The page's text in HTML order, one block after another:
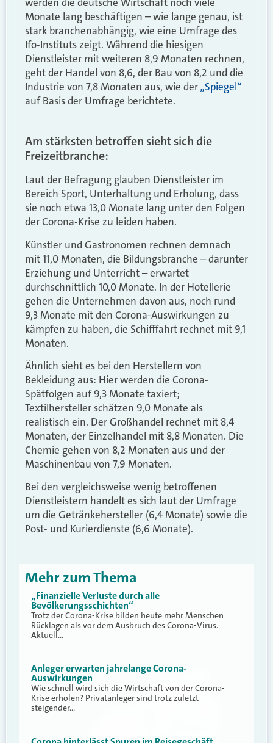
Monate lang beschäftigen – wie lange genau, ist
stark branchenabhängig, wie eine Umfrage des
Ifo-Instituts zeigt. Während die hiesigen
Dienstleister mit weiteren 8,9 Monaten rechnen,
geht der Handel von 8,6, der Bau von 8,2 und die
Industrie von 7,8 Monaten aus, wie der„Spiegel“
auf Basis der Umfrage berichtete.
Am stärksten betroffen sieht sich die
Freizeitbranche:
Laut der Befragung glauben Dienstleister im
Bereich Sport, Unterhaltung und Erholung, dass
sie noch etwa 13,0 Monate lang unter den Folgen
der Corona-Krise zu leiden haben.
Künstler und Gastronomen rechnen demnach
mit 11,0 Monaten, die Bildungsbranche – darunter
Erziehung und Unterricht – erwartet
durchschnittlich 10,0 Monate. In der Hotellerie
gehen die Unternehmen davon aus, noch rund
9,3 Monate mit den Corona-Auswirkungen zu
kämpfen zu haben, die Schifffahrt rechnet mit 9,1
Monaten.
Ähnlich sieht es bei den Herstellern von
Bekleidung aus: Hier werden die Corona-
Spätfolgen auf 9,3 Monate taxiert;
Textilhersteller schätzen 9,0 Monate als
realistisch ein. Der Großhandel rechnet mit 8,4
Monaten, der Einzelhandel mit 8,8 Monaten. Die
Chemie gehen von 8,2 Monaten aus und der
Maschinenbau von 7,9 Monaten.
Bei den vergleichsweise wenig betroffenen
Dienstleistern handelt es sich laut der Umfrage
um die Getränkehersteller (6,4 Monate) sowie die
Post- und Kurierdienste (6,6 Monate).
Mehr zum Thema
„Finanzielle Verluste durch alle
Bevölkerungsschichten“
Trotz der Corona-Krise bilden heute mehr Menschen
Rücklagen als vor dem Ausbruch des Corona-Virus.
Aktuell…
Anleger erwarten jahrelange Corona-
Auswirkungen
Wie schnell wird sich die Wirtschaft von der Corona-
Krise erholen? Privatanleger sind trotz zuletzt
steigender…